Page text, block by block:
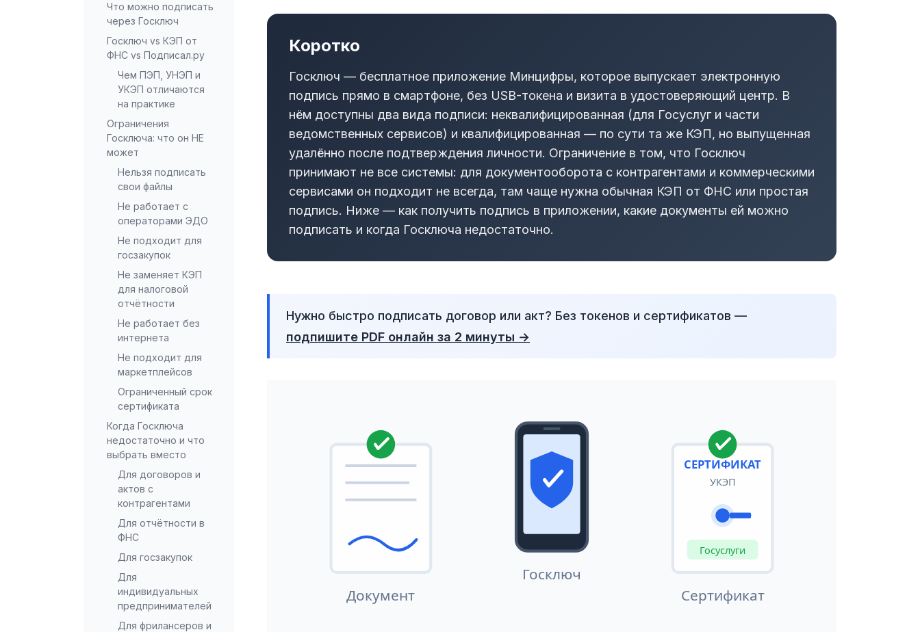
Что можно подписать
через Госключ
Госключ vs КЭП от
ФНС vs Подписал.ру
Чем ПЭП, УНЭП и
УКЭП отличаются
на практике
Ограничения
Госключа: что он НЕ
может
Нельзя подписать
свои файлы
Не работает с
операторами ЭДО
Не подходит для
госзакупок
Не заменяет КЭП
для налоговой
отчётности
Не работает без
интернета
Не подходит для
маркетплейсов
Ограниченный срок
сертификата
Когда Госключа
недостаточно и что
выбрать вместо
Для договоров и
актов с
контрагентами
Для отчётности в
ФНС
Для госзакупок
Для
индивидуальных
предпринимателей
Для фрилансеров и
Коротко
Госключ — бесплатное приложение Минцифры, которое выпускает электронную
подпись прямо в смартфоне, без USB-токена и визита в удостоверяющий центр. В
нём доступны два вида подписи: неквалифицированная (для Госуслуг и части
ведомственных сервисов) и квалифицированная — по сути та же КЭП, но выпущенная
удалённо после подтверждения личности. Ограничение в том, что Госключ
принимают не все системы: для документооборота с контрагентами и коммерческими
сервисами он подходит не всегда, там чаще нужна обычная КЭП от ФНС или простая
подпись. Ниже — как получить подпись в приложении, какие документы ей можно
подписать и когда Госключа недостаточно.
Нужно быстро подписать договор или акт? Без токенов и сертификатов —
подпишите PDF онлайн за 2 минуты →
СЕРТИФИКАТ
УКЭП
Госуслуги
Документ
Госключ
Сертификат